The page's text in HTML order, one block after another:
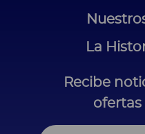
La
Recibe
ofertas